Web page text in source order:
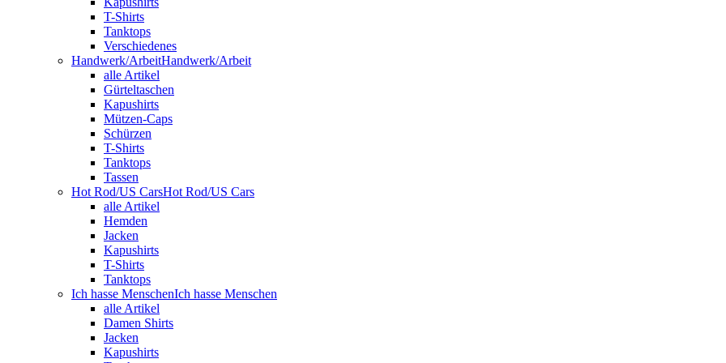
T-Shirts
Tanktops
Verschiedenes
Handwerk/ArbeitHandwerk/Arbeit
alle Artikel
Gürteltaschen
Kapushirts
Mützen-Caps
Schürzen
T-Shirts
Tanktops
Tassen
Hot Rod/US CarsHot Rod/US Cars
alle Artikel
Hemden
Jacken
Kapushirts
T-Shirts
Tanktops
Ich hasse MenschenIch hasse Menschen
alle Artikel
Damen Shirts
Jacken
Kapushirts